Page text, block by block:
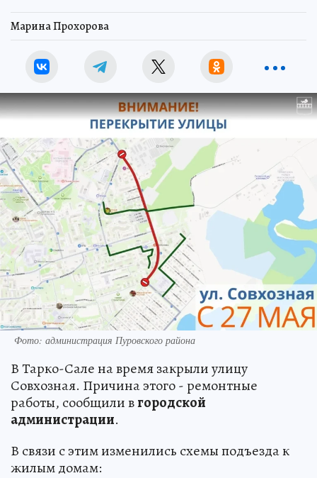
Марина Прохорова
Фото: администрация Пуровского района
В Тарко-Сале на время закрыли улицу
Совхозная. Причина этого - ремонтные
работы, сообщили вгородской
администрации.
В связи с этим изменились схемы подъезда к
жилым домам: